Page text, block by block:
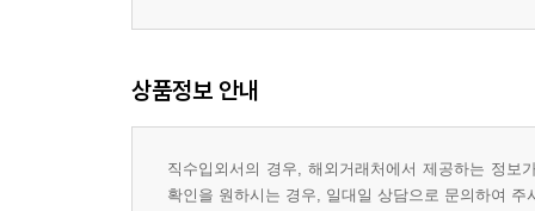
상품정보 안내
직수입외서의 경우, 해외거래처에서 제공하는 정
확인을 원하시는 경우, 일대일 상담으로 문의하여 주